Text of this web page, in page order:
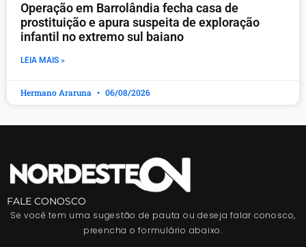
Operação em Barrolândia fecha casa de
prostituição e apura suspeita de exploração
infantil no extremo sul baiano
LEIA MAIS »
Hermano Araruna 06/08/2026
FALE CONOSCO
Se você tem uma sugestão de pauta ou deseja falar conosco,
preencha o formulário abaixo.